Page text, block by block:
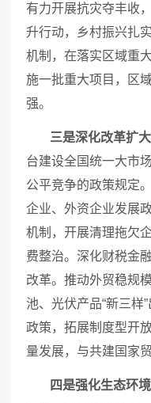
有力开展抗灾夺丰收
升行动，乡村振兴扎
机制，在落实区域重
施一批重大项目，区
强。
三是深化改革扩
台建设全国统一大市
公平竞争的政策规定
企业、外资企业发展
机制，开展清理拖欠
费整治。深化财税金
改革。推动外贸稳规
池、光伏产品“新三样
政策，拓展制度型开
量发展，与共建国家
四是强化生态环